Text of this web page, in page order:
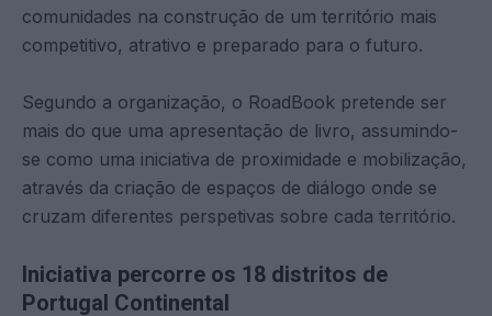
comunidades na construção de um território mais
competitivo, atrativo e preparado para o futuro.
Segundo a organização, o RoadBook pretende ser
mais do que uma apresentação de livro, assumindo-
se como uma iniciativa de proximidade e mobilização,
através da criação de espaços de diálogo onde se
cruzam diferentes perspetivas sobre cada território.
Iniciativa percorre os 18 distritos de
Portugal Continental